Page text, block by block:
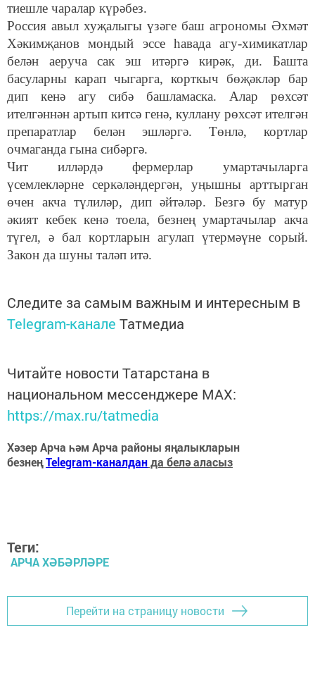
тиешле чаралар күрәбез.
Россия авыл хуҗалыгы үзәге баш агрономы Әхмәт
Хәкимҗанов мондый эссе һавада агу-химикатлар
белән аеруча сак эш итәргә кирәк, ди. Башта
басуларны карап чыгарга, корткыч бөҗәкләр бар
дип кенә агу сибә башламаска. Алар рөхсәт
ителгәннән артып китсә генә, куллану рөхсәт ителгән
препаратлар белән эшләргә. Төнлә, кортлар
очмаганда гына сибәргә.
Чит илләрдә фермерлар умартачыларга
үсемлекләрне серкәләндергән, уңышны арттырган
өчен акча түлиләр, дип әйтәләр. Безгә бу матур
әкият кебек кенә тоела, безнең умартачылар акча
түгел, ә бал кортларын агулап үтермәүне сорый.
Закон да шуны таләп итә.
Следите за самым важным и интересным в
Telegram-канале Татмедиа
Читайте новости Татарстана в
национальном мессенджере MАХ:
https://max.ru/tatmedia
Хәзер Арча һәм Арча районы яңалыкларын
безнеңTelegram-каналданда белә аласыз
Теги:
АРЧА ХӘБӘРЛӘРЕ
Перейти на страницу новости